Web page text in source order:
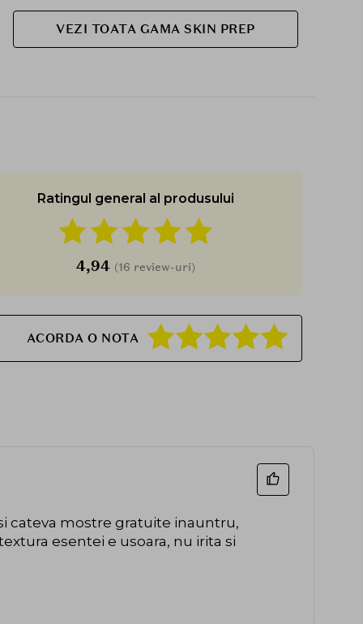
Reduce excesul de sebum si previne aparitia
necesita ingrijire intensa. Lasa sa actioneze timp
de 5-10 minute, apoi sterge usor intreaga fata si
tapoteaza pielea pentru a facilita absorbtia esentei
Aplica protectie solara inainte de expunerea la
Foloseste penseta pentru a extrage fiecare
discheta. Pastreaza produsul in pozitie verticala
dupa deschidere. Nu agita si nu intoarce
VEZI TOATA GAMA SKIN PREP
Ratingul general al produsului
4,94 (16 review-uri)
ACORDA O NOTA
cateva mostre gratuite inauntru,
esentei e usoara, nu irita si